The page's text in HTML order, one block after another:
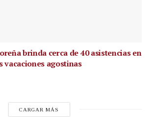
brinda cerca de 40 asistencias en
agostinas
CARGAR MÁS